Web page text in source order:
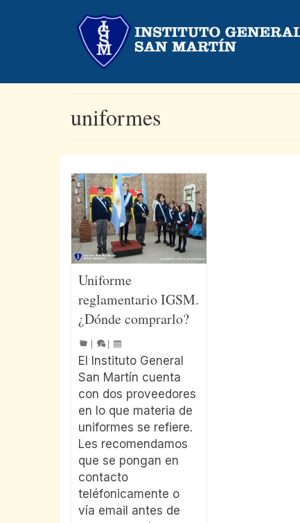
uniformes
Uniforme
reglamentario IGSM.
¿Dónde comprarlo?
El Instituto General
San Martín cuenta
con dos proveedores
en lo que materia de
uniformes se refiere.
Les recomendamos
que se pongan en
contacto
teléfonicamente o
vía email antes de